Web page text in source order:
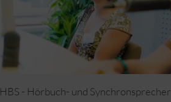
HBS - Hörbuch- und Synchronsprecher